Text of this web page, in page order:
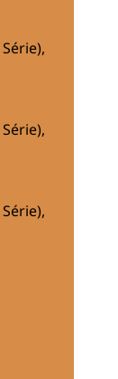
Série),
Série),
Série),